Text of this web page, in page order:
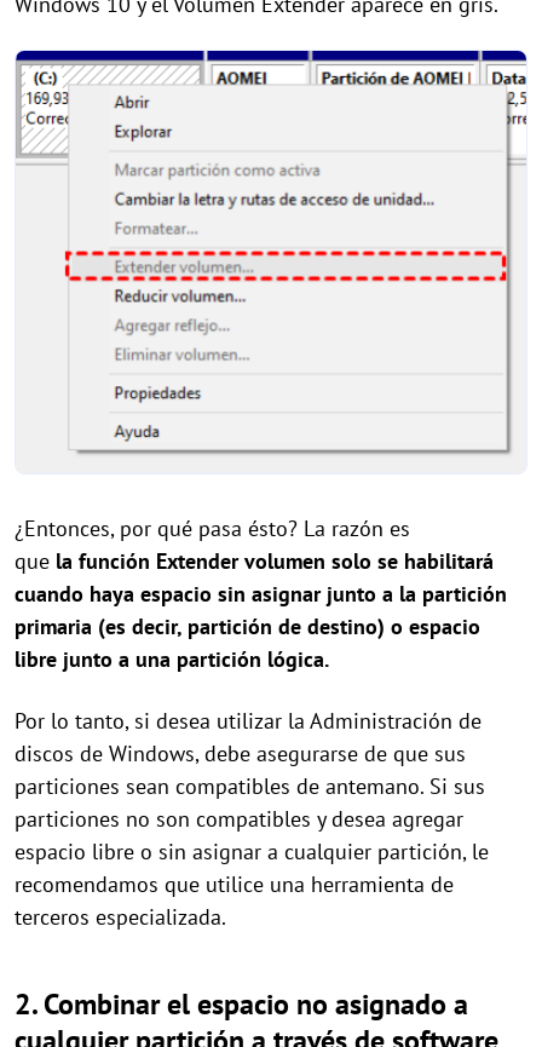
¿Entonces, por qué pasa ésto? La razón es
que la función Extender volumen solo se habilitará
cuando haya espacio sin asignar junto a la partición
primaria (es decir, partición de destino) o espacio
libre junto a una partición lógica.
Por lo tanto, si desea utilizar la Administración de
discos de Windows, debe asegurarse de que sus
particiones sean compatibles de antemano. Si sus
particiones no son compatibles y desea agregar
espacio libre o sin asignar a cualquier partición, le
recomendamos que utilice una herramienta de
terceros especializada.
2. Combinarel espacio no asignado a